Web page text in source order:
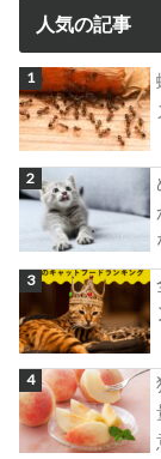
人気の記事